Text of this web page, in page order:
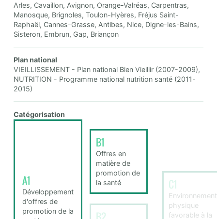
Arles, Cavaillon, Avignon, Orange-Valréas, Carpentras,
Manosque, Brignoles, Toulon-Hyères, Fréjus Saint-
Raphaël, Cannes-Grasse, Antibes, Nice, Digne-les-Bains,
Sisteron, Embrun, Gap, Briançon
Plan national
VIEILLISSEMENT - Plan national Bien Vieillir (2007-2009),
NUTRITION - Programme national nutrition santé (2011-
2015)
Catégorisation
A1
Développement
d'offres de
promotion de la
B1
Offres en
matière de
promotion de
la santé
C1
Environnement
physique
favorable à la